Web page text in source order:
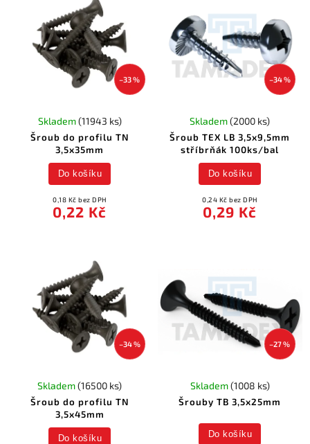
–33 %
Šroub do profilu TN
3,5x35mm
Skladem(11943 ks)
0,18 Kč bez DPH
0,22 Kč
Do košíku
–34 %
Šroub TEX LB 3,5x9,5mm
stříbrňák 100ks/bal
Skladem(2000 ks)
0,24 Kč bez DPH
0,29 Kč
Do košíku
–34 %
Šroub do profilu TN
3,5x45mm
Skladem(16500 ks)
Do košíku
–27 %
Šrouby TB 3,5x25mm
Skladem(1008 ks)
Do košíku